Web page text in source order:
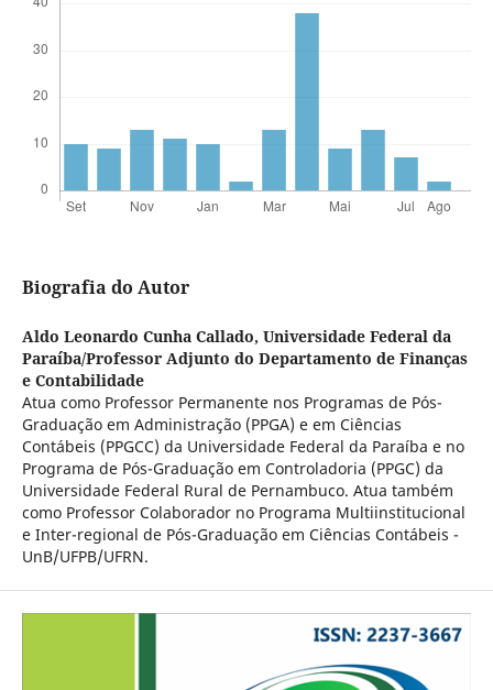
Biografia do Autor
Aldo Leonardo Cunha Callado, Universidade Federal da
Paraíba/Professor Adjunto do Departamento de Finanças
e Contabilidade
Atua como Professor Permanente nos Programas de Pós-
Graduação em Administração (PPGA) e em Ciências
Contábeis (PPGCC) da Universidade Federal da Paraíba e no
Programa de Pós-Graduação em Controladoria (PPGC) da
Universidade Federal Rural de Pernambuco. Atua também
como Professor Colaborador no Programa Multiinstitucional
e Inter-regional de Pós-Graduação em Ciências Contábeis -
UnB/UFPB/UFRN.